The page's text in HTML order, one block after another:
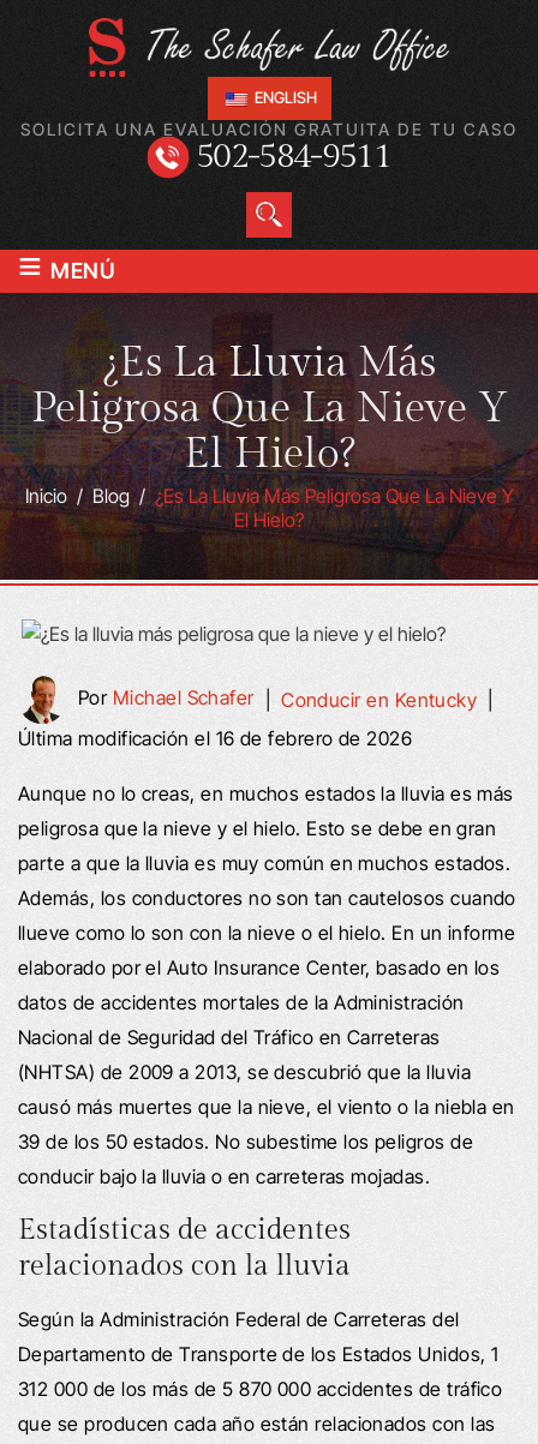
ENGLISH
SOLICITA UNA EVALUACIÓN GRATUITA DE TU CASO
502-584-9511
≡ MENÚ
¿Es La Lluvia Más
Peligrosa Que La Nieve Y
El Hielo?
Inicio/Blog/¿Es La Lluvia Más Peligrosa Que La Nieve Y
El Hielo?
Por Michael Schafer|Conducir en Kentucky
Última modificación el 16 de febrero de 2026
Aunque no lo creas, en muchos estados la lluvia es más
peligrosa que la nieve y el hielo. Esto se debe en gran
parte a que la lluvia es muy común en muchos estados.
Además, los conductores no son tan cautelosos cuando
llueve como lo son con la nieve o el hielo. En un informe
elaborado por el Auto Insurance Center, basado en los
datos de accidentes mortales de la Administración
Nacional de Seguridad del Tráfico en Carreteras
(NHTSA) de 2009 a 2013, se descubrió que la lluvia
causó más muertes que la nieve, el viento o la niebla en
39 de los 50 estados. No subestime los peligros de
conducir bajo la lluvia o en carreteras mojadas.
Estadísticas de accidentes
relacionados con la lluvia
Según la Administración Federal de Carreteras del
Departamento de Transporte de los Estados Unidos, 1
312 000 de los más de 5 870 000 accidentes de tráfico
que se producen cada año están relacionados con las